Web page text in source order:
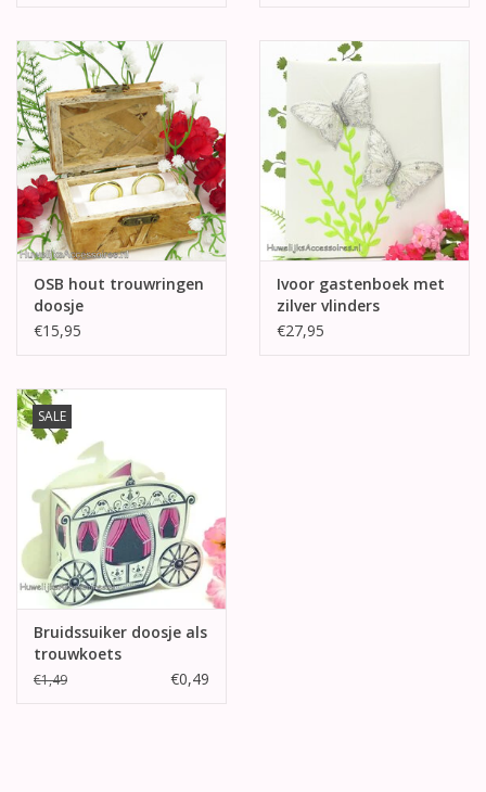
OSB hout trouwringen
doosje
€15,95
Ivoor gastenboek met
zilver vlinders
€27,95
SALE
Bruidssuiker doosje als
trouwkoets
€1,49 €0,49